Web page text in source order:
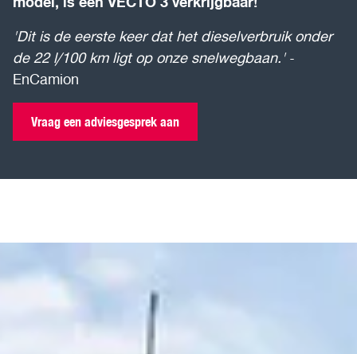
'Dit is de eerste keer dat het dieselverbruik onder
de 22 l/100 km ligt op onze snelwegbaan.'-
EnCamion
Vraag een adviesgesprek aan